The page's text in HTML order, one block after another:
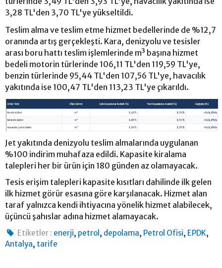
3,28 TL'den 3,70 TL'ye yükseltildi.
Teslim alma ve teslim etme hizmet bedellerinde de %12,7
oranında artış gerçekleşti. Kara, denizyolu ve tesisler
arası boru hattı teslim işlemlerinde m³ başına hizmet
bedeli motorin türlerinde 106,11 TL'den 119,59 TL'ye,
benzin türlerinde 95,44 TL'den 107,56 TL'ye, havacılık
yakıtında ise 100,47 TL'den 113,23 TL'ye çıkarıldı.
Jet yakıtında denizyolu teslim almalarında uygulanan
%100 indirim muhafaza edildi. Kapasite kiralama
talepleri her bir ürün için 180 günden az olamayacak.
Tesis erişim talepleri kapasite kısıtları dahilinde ilk gelen
ilk hizmet görür esasına göre karşılanacak. Hizmet alan
taraf yalnızca kendi ihtiyacına yönelik hizmet alabilecek,
üçüncü şahıslar adına hizmet alamayacak.
Etiketler : enerji, petrol , depolama, Petrol Ofisi, EPDK,
Antalya, tarife